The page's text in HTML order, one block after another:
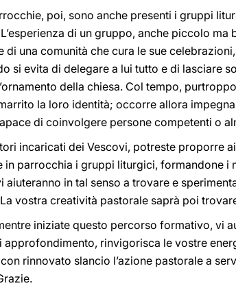
poi, sono anche presenti i gruppi
di un gruppo, anche piccolo
di una comunità che cura le sue
si evita di delegare a lui tutto e di lasciare
della chiesa. Col tempo,
la loro identità; occorre allora
di coinvolgere persone competenti o
incaricati dei Vescovi, potreste proporre
in parrocchia i gruppi liturgici, formandone
aiuteranno in tal senso a trovare e
vostra creatività pastorale saprà poi
iniziate questo percorso formativo, vi
approfondimento, rinvigorisca le vostre
rinnovato slancio l’azione pastorale a